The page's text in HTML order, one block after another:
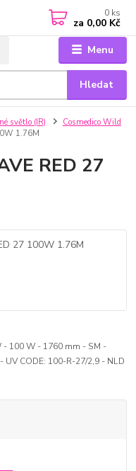
Menu
Hledat
0 ks
za 0,00 Kč
světlo (IR)
Cosmedico Wild
1.76M
RED 27
- 100 W - 1760 mm - SM -
CODE: 100-R-27/2,9 - NLD